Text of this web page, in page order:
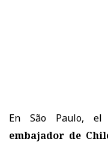
En São Paulo, el
embajador de